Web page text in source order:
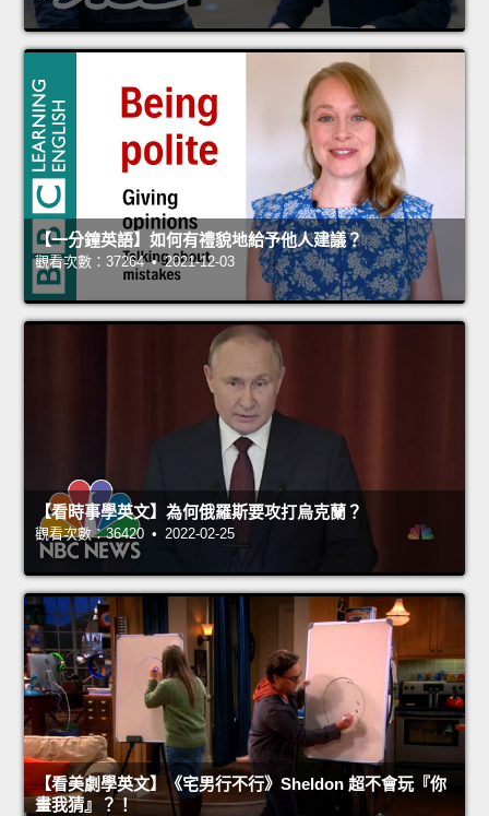
【一分鐘英語】如何有禮貌地給予他人建議？
觀看次數：37264 • 2021-12-03
【看時事學英文】為何俄羅斯要攻打烏克蘭？
觀看次數：36420 • 2022-02-25
【看美劇學英文】《宅男行不行》Sheldon 超不會玩『你
畫我猜』？！